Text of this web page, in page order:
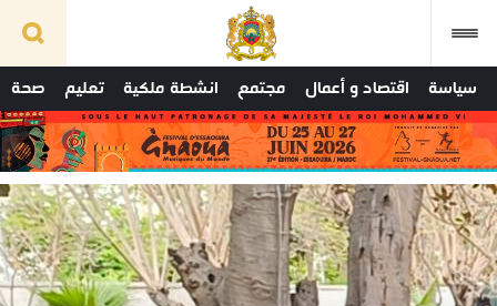
سياسة اقتصاد و أعمال مجتمع انشطة ملكية تعليم صحة